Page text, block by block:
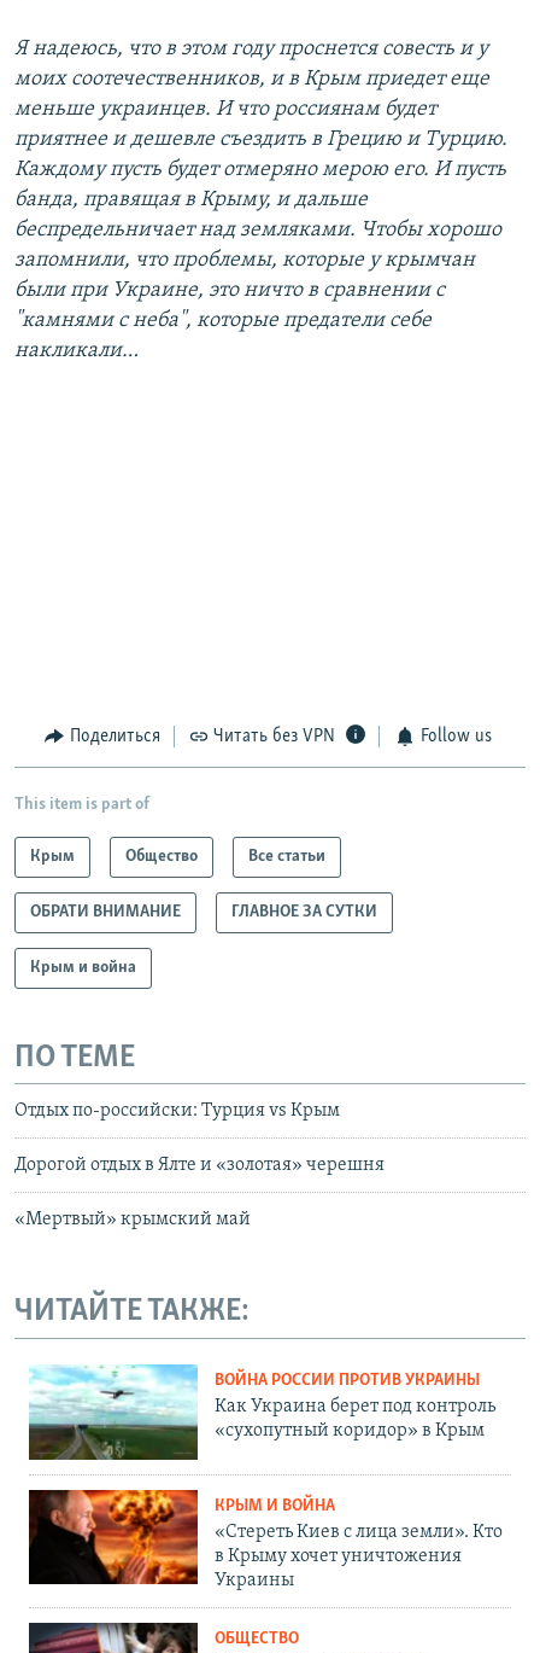
Я надеюсь, что в этом году проснется совесть и у
моих соотечественников, и в Крым приедет еще
меньше украинцев. И что россиянам будет
приятнее и дешевле съездить в Грецию и Турцию.
Каждому пусть будет отмеряно мерою его. И пусть
банда, правящая в Крыму, и дальше
беспредельничает над земляками. Чтобы хорошо
запомнили, что проблемы, которые у крымчан
были при Украине, это ничто в сравнении с
"камнями с неба", которые предатели себе
накликали…
Поделиться Читать без VPN Follow us
This item is part of
Крым Общество Все статьи
ОБРАТИ ВНИМАНИЕ ГЛАВНОЕ ЗА СУТКИ
Крым и война
ПО ТЕМЕ
Отдых по-российски: Турция vs Крым
Дорогой отдых в Ялте и «золотая» черешня
«Мертвый» крымский май
ЧИТАЙТЕ ТАКЖЕ:
ВОЙНА РОССИИ ПРОТИВ УКРАИНЫ
Как Украина берет под контроль
«сухопутный коридор» в Крым
КРЫМ И ВОЙНА
«Стереть Киев с лица земли». Кто
в Крыму хочет уничтожения
Украины
ОБЩЕСТВО